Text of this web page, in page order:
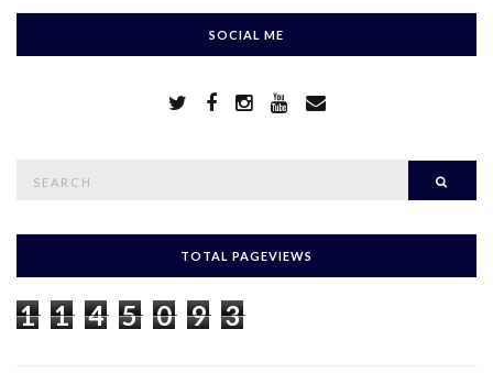
SOCIAL ME
c
f
r
:
TOTAL PAGEVIEWS
1 1 4 5 0 9 3